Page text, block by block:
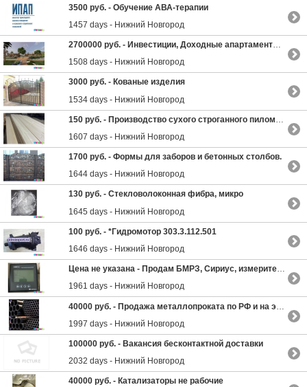
3500 руб. - Обучение АВА-терапии
1457 days - Нижний Новгород
2700000 руб. - Инвестиции, Доходные апартаменты в собственность!
1508 days - Нижний Новгород
3000 руб. - Кованые изделия
1534 days - Нижний Новгород
150 руб. - Производство сухого строганного пиломатериала
1607 days - Нижний Новгород
1700 руб. - Формы для заборов и бетонных столбов.
1644 days - Нижний Новгород
130 руб. - Стекловолоконная фибра, микро
1645 days - Нижний Новгород
100 руб. - *Гидромотор 303.3.112.501
1646 days - Нижний Новгород
Цена не указана - Продам БМРЗ, Сириус, измерительные приборы.
1961 days - Нижний Новгород
40000 руб. - Продажа металлопроката по РФ и на экспорт
1997 days - Нижний Новгород
100000 руб. - Вакансия бесконтактной доставки
2032 days - Нижний Новгород
40000 руб. - Катализаторы не рабочие